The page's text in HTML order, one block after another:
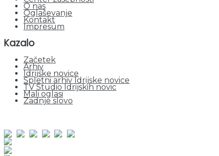
O nas
Oglaševanje
Kontakt
Impresum
Kazalo
Začetek
Arhiv
Idrijske novice
Spletni arhiv Idrijske novice
TV Studio Idrijskih novic
Mali oglasi
Zadnje slovo